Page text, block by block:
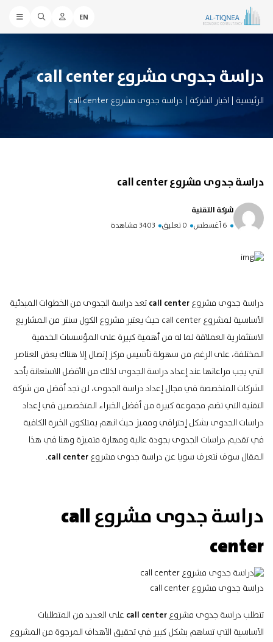
EN
دراسة جدوى مشروع call center
الرئيسية | اخبار الشركة | دراسة جدوى مشروع call center
دراسة جدوى مشروع call center
شركة التقنية
6 أغسطس 0 تعليق 3403 مشاهدة
دراسة جدوى مشروعcall centerتعد دراسة الجدوى من الخطوات المبدئية
الأساسية لمشروع call center حيث يعتبر مشروع الكول سنتر من
المشاريع
الاستثمارية العملاقة لما له من أهمية كبيرة على المؤسسات الخدمية
المختلفة، على الرغم من سهولة تأسيس مركز إتصال إلا هناك بعض العناصر
التي يجب مراعاتها عند إعداد دراسة الجدوى لذلك من الأفضل الاستعانة بأحد
الشركات المتخصصة في مجال إعداد دراسة الجدوى، لن تجد أفضل من شركة
التقنية التي تضم مجموعة كبيرة من أفضل الخبراء المتخصصين في إعداد
دراسات الجدوى بشكل إحترافي ومميز حيث انهم يمتلكون الخبرة الكافية
في تقديم دراسات الجدوى بجودة عالية ومهارة متميزة وهنا في هذا
المقال سوف نتعرف سويا عن دراسة جدوى مشروعcall center
.
دراسة جدوى مشروعcall
center
دراسة جدوى مشروع call center
تتطلب دراسة جدوى مشروعcall centerعلى العديد من المتطلبات
الأساسية التي تساهم بشكل كبير في تحقيق الأهداف المرجوة من المشروع